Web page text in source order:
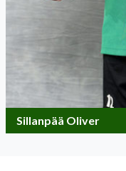
Sillanpää Oliver